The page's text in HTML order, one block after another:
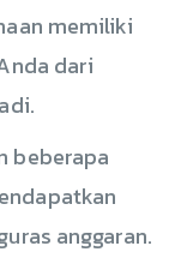
memiliki
dari
beberapa
anggaran.